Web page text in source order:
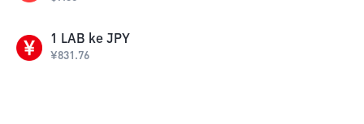
1 LAB ke JPY
¥831.76